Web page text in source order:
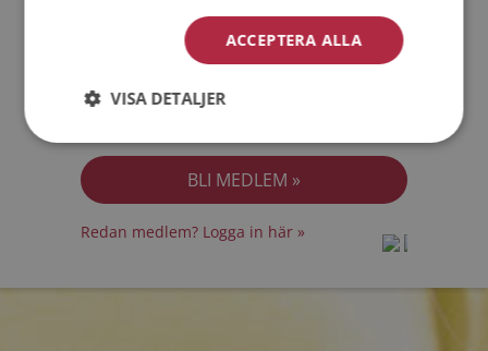
Jag accepterarMedlemsvillkoren
Redan medlem? Logga in här »
ACCEPTERA ALLA
VISA DETALJER